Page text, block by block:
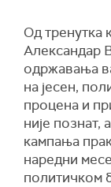
Од тренутка
Александар
одржавања
на јесен,
процена и
није познат,
кампања
наредни
политичком